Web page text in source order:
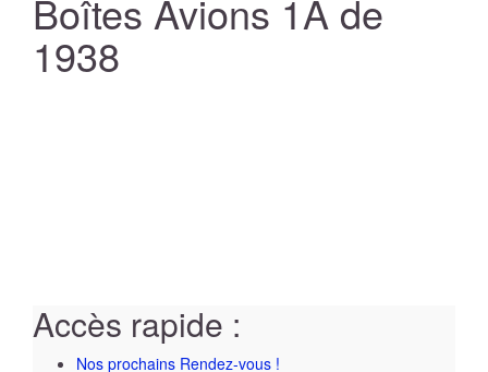
Boîtes Avions 1A de
1938
Accès rapide :
Nos prochains Rendez-vous !